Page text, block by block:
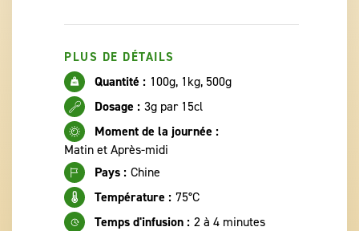
PLUS DE DÉTAILS
Quantité : 100g, 1kg, 500g
Dosage : 3g par 15cl
Moment de la journée :
Matin et Après-midi
Pays : Chine
Température : 75°C
Temps d'infusion : 2 à 4 minutes